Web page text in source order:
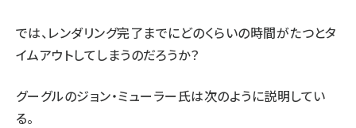
では、レンダリング完了までにどのくらいの時間がたつとタ
イムアウトしてしまうのだろうか？
グーグルのジョン・ミューラー氏は次のように説明してい
る。